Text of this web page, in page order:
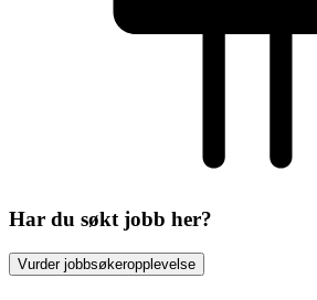
Har du søkt jobb her?
Vurder jobbsøkeropplevelse